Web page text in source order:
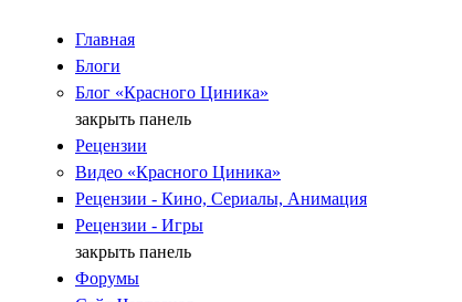
Главная
Блоги
Блог «Красного Циника»
закрыть панель
Рецензии
Видео «Красного Циника»
Рецензии - Кино, Сериалы, Анимация
Рецензии - Игры
закрыть панель
Форумы